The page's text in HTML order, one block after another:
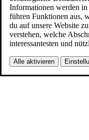
Informationen werden
führen Funktionen aus,
du auf unsere Website
verstehen, welche
interessantesten und
Alle aktivieren